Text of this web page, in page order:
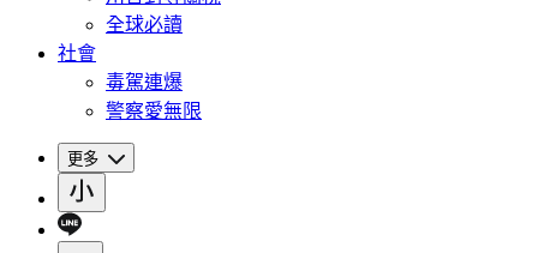
全球必讀
社會
毒駕連爆
警察愛無限
更多